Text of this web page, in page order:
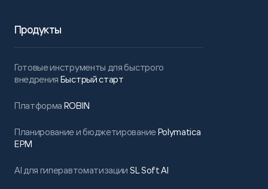
Продукты
Готовые инструменты для быстрого
внедрения Быстрый старт
Платформа ROBIN
Планирование и бюджетированиеPolymatica
EPM
AI для гиперавтоматизации SL Soft AI